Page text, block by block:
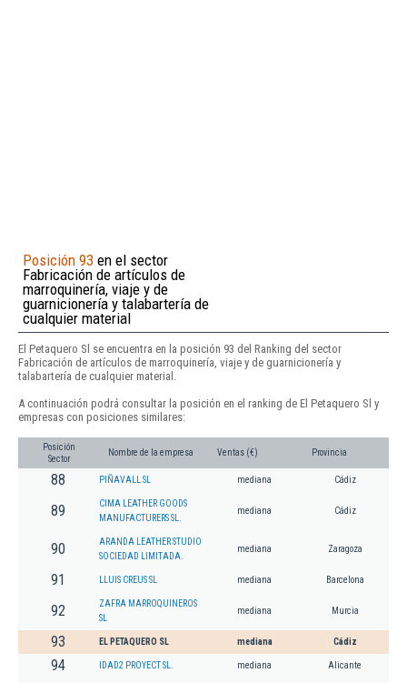
Posición 93 en el sector
Fabricación de artículos de
marroquinería, viaje y de
guarnicionería y talabartería de
cualquier material
El Petaquero Sl se encuentra en la posición 93 del Ranking del sector
Fabricación de artículos de marroquinería, viaje y de guarnicionería y
talabartería de cualquier material.
A continuación podrá consultar la posición en el ranking de El Petaquero Sl y
empresas con posiciones similares:
Posición
Sector
Nombre de la empresa Ventas (€) Provincia
88 PIÑAVALL SL mediana Cádiz
89
CIMA LEATHER GOODS
MANUFACTURERS SL.
mediana Cádiz
90
ARANDA LEATHER STUDIO
SOCIEDAD LIMITADA.
mediana Zaragoza
91 LLUIS CREUS SL mediana Barcelona
92
ZAFRA MARROQUINEROS
SL
mediana Murcia
93 EL PETAQUERO SL mediana Cádiz
94 IDAD2 PROYECT SL. mediana Alicante